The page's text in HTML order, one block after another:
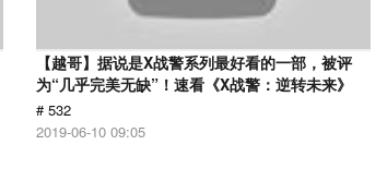
【越哥】据说是X战警系列最好看的一部，被评
为“几乎完美无缺”！速看《X战警：逆转未来》
# 532
2019-06-10 09:05